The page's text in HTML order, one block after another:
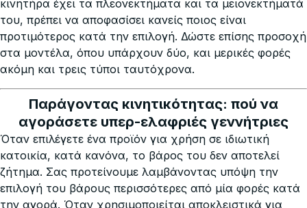
κινητήρα έχει τα πλεονεκτήματα και τα μειονεκτήματά
του, πρέπει να αποφασίσει κανείς ποιος είναι
προτιμότερος κατά την επιλογή. Δώστε επίσης προσοχή
στα μοντέλα, όπου υπάρχουν δύο, και μερικές φορές
ακόμη και τρεις τύποι ταυτόχρονα.
Παράγοντας κινητικότητας: πού να
αγοράσετε υπερ-ελαφριές γεννήτριες
Όταν επιλέγετε ένα προϊόν για χρήση σε ιδιωτική
κατοικία, κατά κανόνα, το βάρος του δεν αποτελεί
ζήτημα. Σας προτείνουμε λαμβάνοντας υπόψη την
επιλογή του βάρους περισσότερες από μία φορές κατά
την αγορά. Όταν χρησιμοποιείται αποκλειστικά για